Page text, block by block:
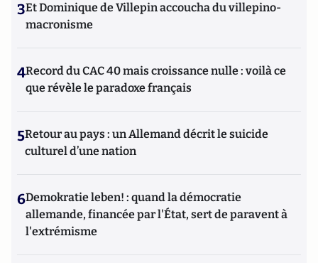
3Et Dominique de Villepin accoucha du villepino-
macronisme
4Record du CAC 40 mais croissance nulle : voilà ce
que révèle le paradoxe français
5Retour au pays : un Allemand décrit le suicide
culturel d’une nation
6Demokratie leben! : quand la démocratie
allemande, financée par l'État, sert de paravent à
l'extrémisme